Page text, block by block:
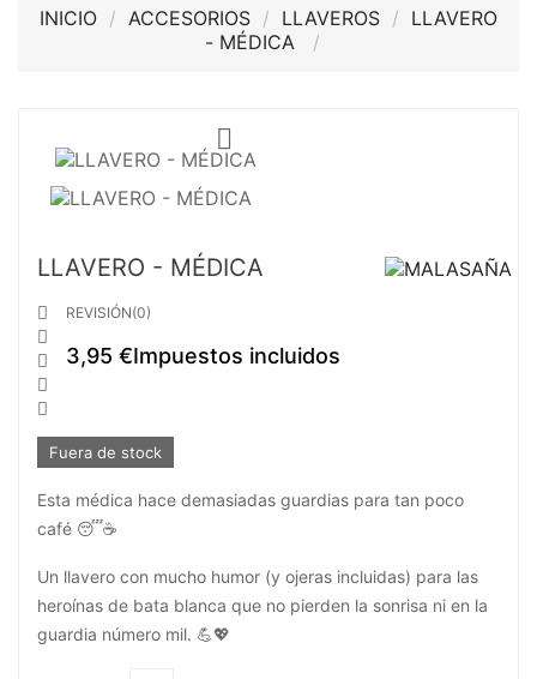
INICIO ACCESORIOS LLAVEROS
LLAVERO
- MÉDICA

LLAVERO - MÉDICA





REVISIÓN(0)
3,95 €Impuestos incluidos
Fuera de stock
Esta médica hace demasiadas guardias para tan poco
café 😴☕
Un llavero con mucho humor (y ojeras incluidas) para las
heroínas de bata blanca que no pierden la sonrisa ni en la
guardia número mil. 💪💖